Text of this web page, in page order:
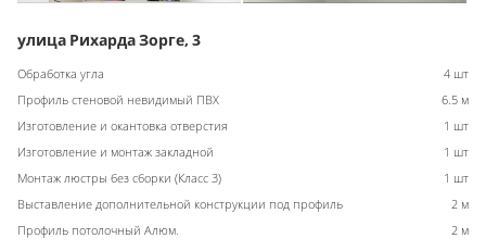
улица Рихарда Зорге, 3
Обработка угла
4 шт
Профиль стеновой невидимый ПВХ
6.5 м
Изготовление и окантовка отверстия
1 шт
Изготовление и монтаж закладной
1 шт
Монтаж люстры без сборки (Класс 3)
1 шт
Выставление дополнительной конструкции под профиль
2 м
Профиль потолочный Алюм.
2 м